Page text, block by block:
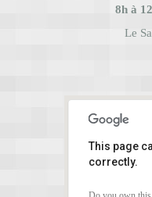
8h à
Le
This page
correctly.